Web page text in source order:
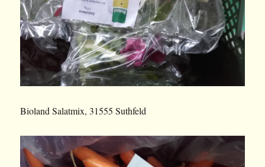
Bioland Salatmix, 31555 Suthfeld